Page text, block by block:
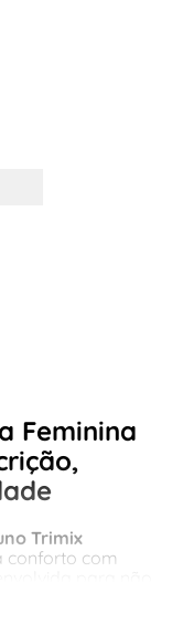
Feminina
Trimix
conforto com
casuais.